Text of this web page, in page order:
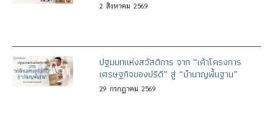
2 สิงหาคม 2569
ปฐมบทแห่งสวัสดิการ จาก “เค้าโครงการ
เศรษฐกิจของปรีดี” สู่ “บำนาญพื้นฐาน”
29 กรกฎาคม 2569